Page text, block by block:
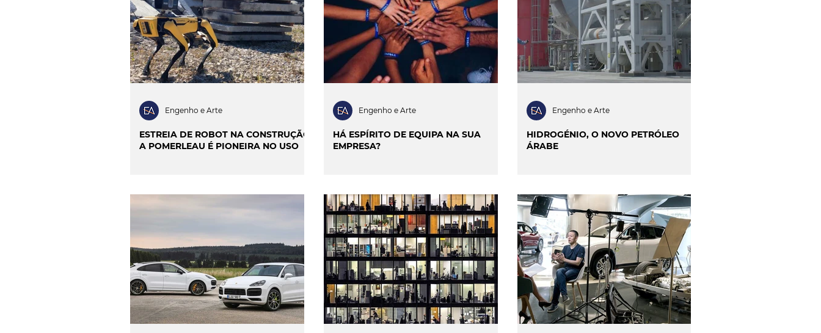
ESTREIA DE ROBOT NA CONSTRUÇÃO,
A POMERLEAU É PIONEIRA NO USO
Engenho e Arte
HÁ ESPÍRITO DE EQUIPA NA SUA
EMPRESA?
Engenho e Arte
HIDROGÉNIO, O NOVO PETRÓLEO
ÁRABE
Engenho e Arte